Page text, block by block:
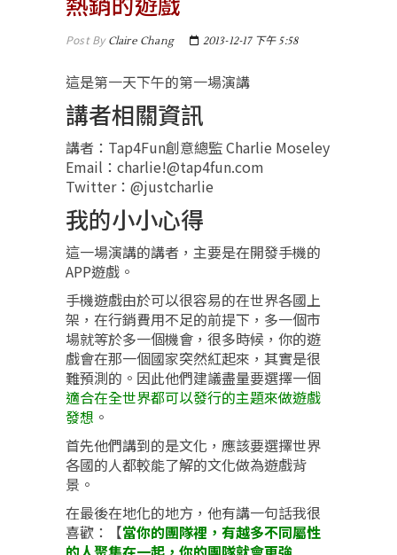
Post ByClaire Chang 2013-12-17 下午 5:58
這是第一天下午的第一場演講
講者相關資訊
講者：Tap4Fun創意總監 Charlie Moseley
Email：charlie!@tap4fun.com
Twitter：@justcharlie
我的小小心得
這一場演講的講者，主要是在開發手機的
APP遊戲。
手機遊戲由於可以很容易的在世界各國上
架，在行銷費用不足的前提下，多一個市
場就等於多一個機會，很多時候，你的遊
戲會在那一個國家突然紅起來，其實是很
難預測的。因此他們建議盡量要選擇一個
適合在全世界都可以發行的主題來做遊戲
發想 。
首先他們講到的是文化，應該要選擇世界
各國的人都較能了解的文化做為遊戲背
景。
在最後在地化的地方，他有講一句話我很
喜歡：【當你的團隊裡，有越多不同屬性